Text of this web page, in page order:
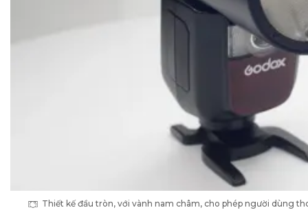
Thiết kế đầu tròn, với vành nam châm, cho phép người dùng